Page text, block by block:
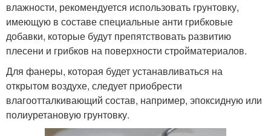
влажности, рекомендуется использовать грунтовку,
имеющую в составе специальные анти грибковые
добавки, которые будут препятствовать развитию
плесени и грибков на поверхности стройматериалов.
Для фанеры, которая будет устанавливаться на
открытом воздухе, следует приобрести
влагоотталкивающий состав, например, эпоксидную или
полиуретановую грунтовку.